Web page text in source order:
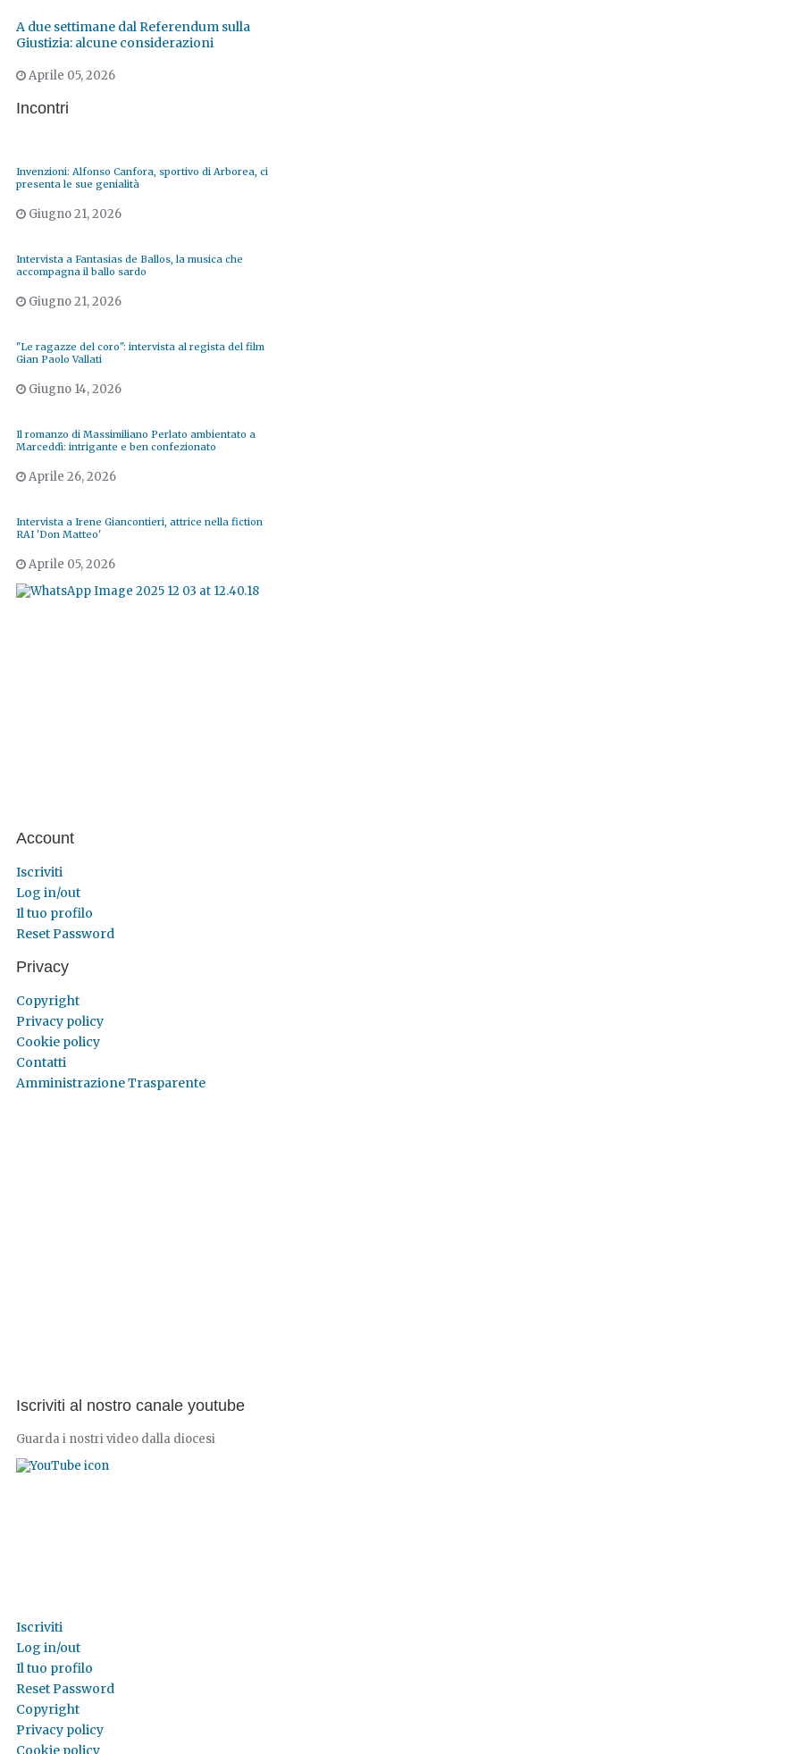
A due settimane dal Referendum sulla
Giustizia: alcune considerazioni
Aprile 05, 2026
Incontri
Invenzioni: Alfonso Canfora, sportivo di Arborea, ci
presenta le sue genialità
Giugno 21, 2026
Intervista a Fantasias de Ballos, la musica che
accompagna il ballo sardo
Giugno 21, 2026
"Le ragazze del coro": intervista al regista del film
Gian Paolo Vallati
Giugno 14, 2026
Il romanzo di Massimiliano Perlato ambientato a
Marceddì: intrigante e ben confezionato
Aprile 26, 2026
Intervista a Irene Giancontieri, attrice nella fiction
RAI 'Don Matteo'
Aprile 05, 2026
Account
Iscriviti
Log in/out
Il tuo profilo
Reset Password
Privacy
Copyright
Privacy policy
Cookie policy
Contatti
Amministrazione Trasparente
Iscriviti al nostro canale youtube
Guarda i nostri video dalla diocesi
Iscriviti
Log in/out
Il tuo profilo
Reset Password
Copyright
Privacy policy
Cookie policy